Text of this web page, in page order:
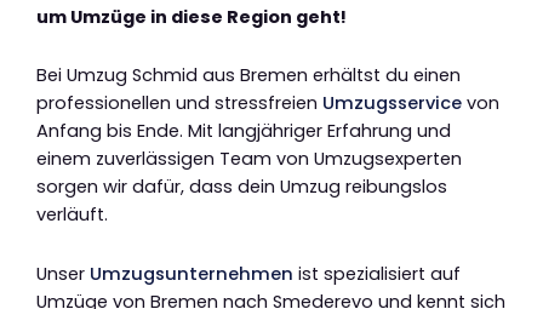
um Umzüge in diese Region geht!
Bei Umzug Schmid aus Bremen erhältst du einen
professionellen und stressfreien Umzugsservice von
Anfang bis Ende. Mit langjähriger Erfahrung und
einem zuverlässigen Team von Umzugsexperten
sorgen wir dafür, dass dein Umzug reibungslos
verläuft.
Unser Umzugsunternehmen ist spezialisiert auf
Umzüge von Bremen nach Smederevo und kennt sich